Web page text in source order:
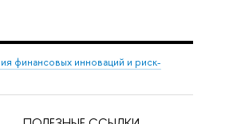
финансовых инноваций и риск-